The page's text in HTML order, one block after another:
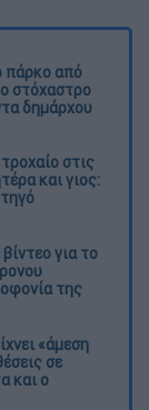
πάρκο από
στόχαστρο
δημάρχου
στις
και γιος:
για το
της
«άμεση
σε
και ο